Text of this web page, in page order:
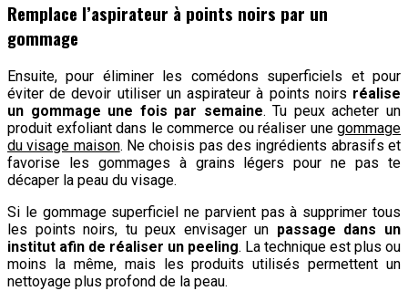
Remplace l’aspirateur à points noirs par un
gommage
Ensuite, pour éliminer les comédons superficiels et pour
éviter de devoir utiliser un aspirateur à points noirs réalise
un gommage une fois par semaine. Tu peux acheter un
produit exfoliant dans le commerce ou réaliser une gommage
du visage maison. Ne choisis pas des ingrédients abrasifs et
favorise les gommages à grains légers pour ne pas te
décaper la peau du visage.
Si le gommage superficiel ne parvient pas à supprimer tous
les points noirs, tu peux envisager un passage dans un
institut afin de réaliser un peeling. La technique est plus ou
moins la même, mais les produits utilisés permettent un
nettoyage plus profond de la peau.